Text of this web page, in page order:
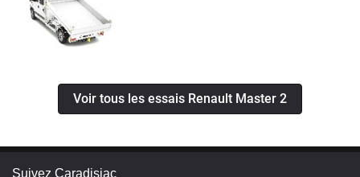
Voir tous les essais Renault Master 2
Suivez Caradisiac